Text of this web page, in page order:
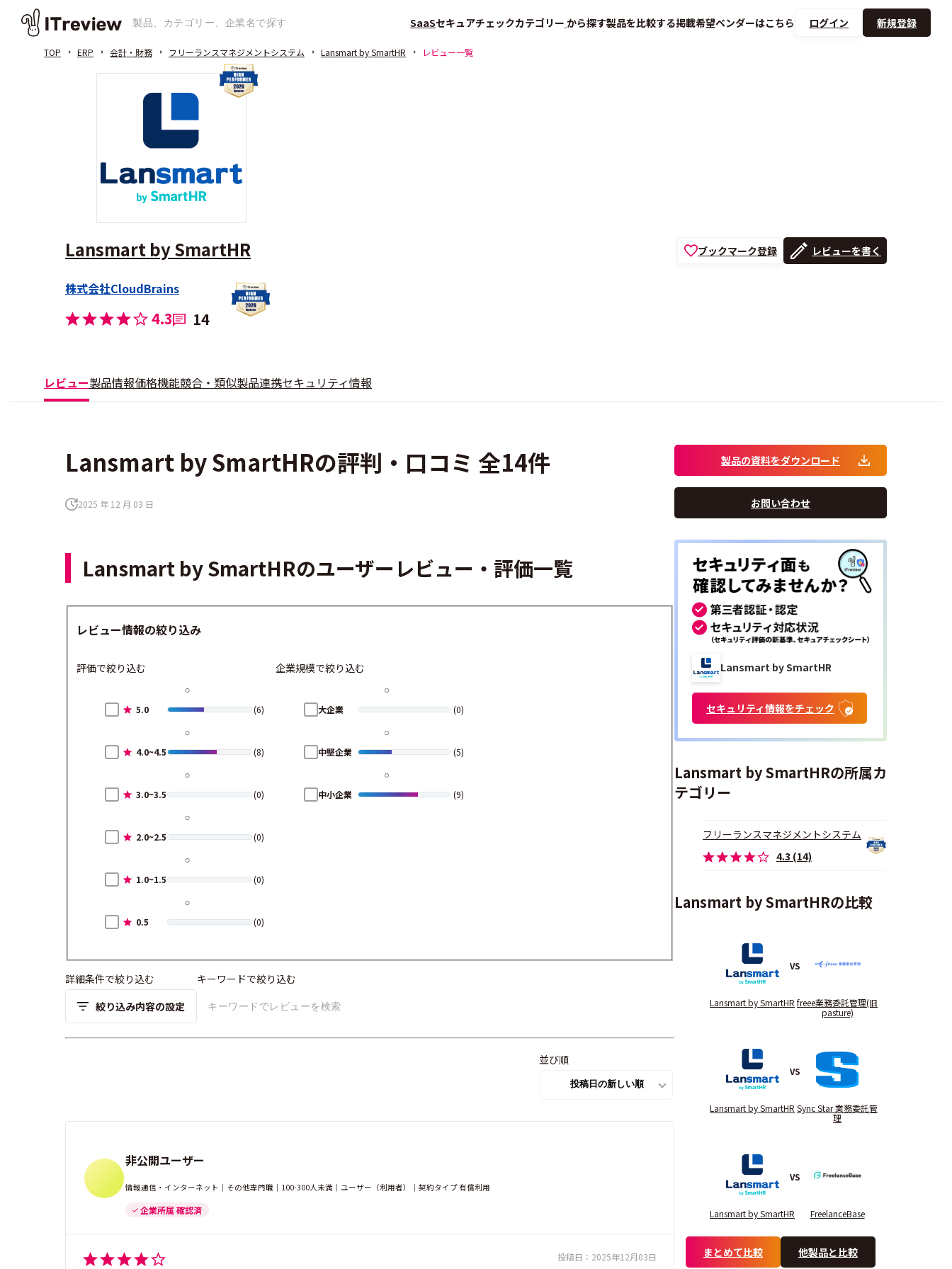
SaaSセキュアチェックカテゴリー から探す製品を比較する掲載希望ベンダーはこちら ログイン 新規登録
TOP ERP 会計・財務 フリーランスマネジメントシステム Lansmart by SmartHR レビュー一覧
Lansmart by SmartHR
株式会社CloudBrains
4.3 14
ブックマーク登録 レビューを書く
レビュー製品情報価格機能競合・類似製品連携セキュリティ情報
Lansmart by SmartHRの評判・口コミ 全14件
2025 年 12 月 03 日
Lansmart by SmartHRのユーザーレビュー・評価一覧
レビュー情報の絞り込み
評価で絞り込む
5.0 (6)
4.0~4.5 (8)
3.0~3.5 (0)
2.0~2.5 (0)
1.0~1.5 (0)
0.5 (0)
企業規模で絞り込む
大企業 (0)
中堅企業 (5)
中小企業 (9)
詳細条件で絞り込む
絞り込み内容の設定
キーワードで絞り込む
並び順
非公開ユーザー
情報通信・インターネット｜その他専門職｜100-300人未満｜ユーザー（利用者）｜契約タイプ 有償利用
企業所属 確認済
投稿日： 2025年12月03日
製品の資料をダウンロード
お問い合わせ
Lansmart by SmartHR
セキュリティ情報をチェック
Lansmart by SmartHRの所属カ
テゴリー
フリーランスマネジメントシステム
4.3 (14)
Lansmart by SmartHRの比較
Lansmart by SmartHR
VS
freee業務委託管理(旧
pasture)
Lansmart by SmartHR
VS
Sync Star 業務委託管
理
Lansmart by SmartHR
VS
FreelanceBase
まとめて比較 他製品と比較